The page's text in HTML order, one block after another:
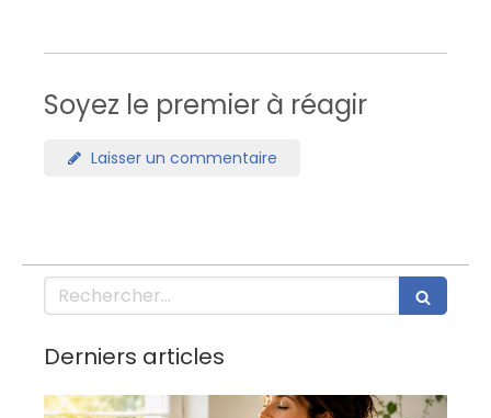
Soyez le premier à réagir
Laisser un commentaire
Rechercher
Derniers articles